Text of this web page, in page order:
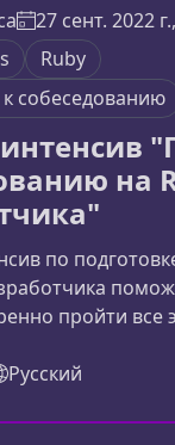
от написания
CD и
27 сент. 2022
Ruby
собеседованию
на
по
пройти все
именно
и как давать
глубокое
опыт.Для кого
Русский